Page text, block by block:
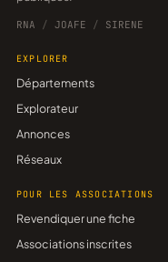
RNA / JOAFE / SIRENE
EXPLORER
Départements
Explorateur
Annonces
Réseaux
POUR LES ASSOCIATIONS
Revendiquer une fiche
Associations inscrites